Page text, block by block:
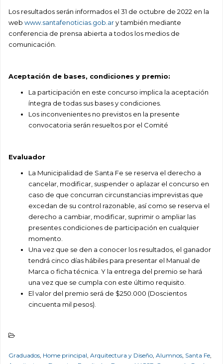
Los resultados serán informados el 31 de octubre de 2022 en la
web www.santafenoticias.gob.arytambién mediante
conferencia de prensa abierta a todos los medios de
comunicación.
Aceptación de bases, condiciones y premio:
La participación en este concurso implica la aceptación
íntegra de todas sus bases y condiciones.
Los inconvenientes no previstos en la presente
convocatoria serán resueltos por el Comité
Evaluador
La Municipalidad de Santa Fe se reserva el derecho a
cancelar, modificar, suspender o aplazar el concurso en
caso de que concurran circunstancias imprevistas que
excedan de su control razonable, así como se reserva el
derecho a cambiar, modificar, suprimir o ampliar las
presentes condiciones de participación en cualquier
momento.
Una vez que se den a conocer los resultados, el ganador
tendrá cinco días hábiles para presentar el Manual de
Marca o ficha técnica. Y la entrega del premio se hará
una vez que se cumpla con este último requisito.
El valor del premio será de $250.000 (Doscientos
cincuenta mil pesos).
Graduados, Home principal, Arquitectura y Diseño, Alumnos, Santa Fe,